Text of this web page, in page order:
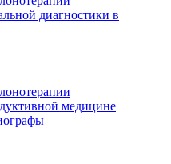
диагностики в
медицине